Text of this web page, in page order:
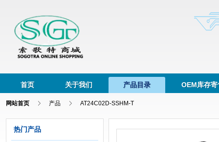
首页 关于我们 产品目录 OEM库存寄
网站首页 产品 AT24C02D-SSHM-T
热门产品